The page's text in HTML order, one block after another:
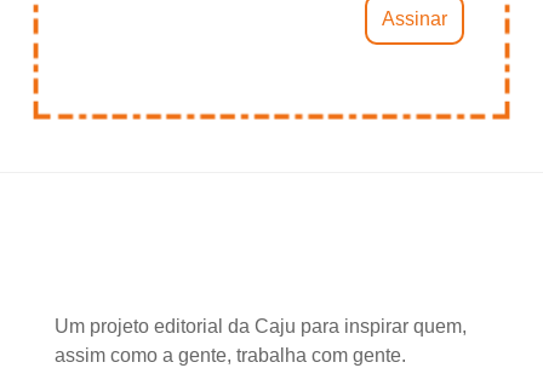
Um projeto editorial da Caju para inspirar quem,
assim como a gente, trabalha com gente.